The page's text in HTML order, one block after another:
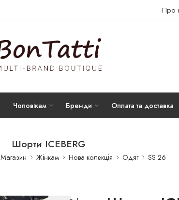
Про
Чоловікам Бренди Оплата та доставка
Шорти ICEBERG
Магазин Жінкам Нова колекція Одяг SS 26